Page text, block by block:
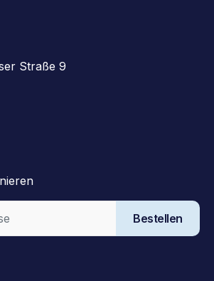
Straße 9
Bestellen